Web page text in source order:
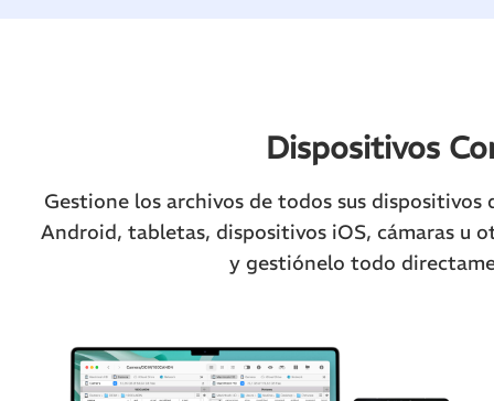
Dispositivos
Gestione los archivos de todos sus
Android, tabletas, dispositivos iOS, cámaras u
y gestiónelo todo